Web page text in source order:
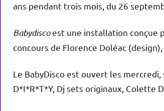
ans pendant trois mois, du 26
Babydiscoest une installation conçue
concours de Florence Doléac
Le BabyDisco est ouvert les
D*I*R*T*Y, Dj sets originaux, Colette